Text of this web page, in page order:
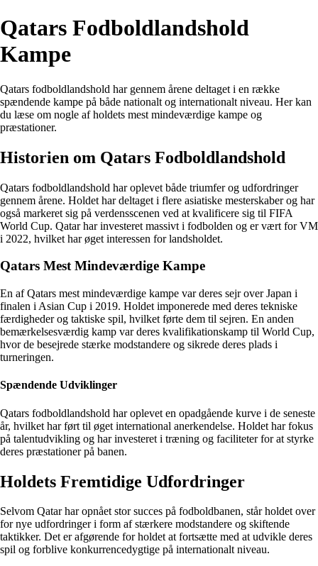
Qatars Fodboldlandshold
Kampe
Qatars fodboldlandshold har gennem årene deltaget i en række
spændende kampe på både nationalt og internationalt niveau. Her kan
du læse om nogle af holdets mest mindeværdige kampe og
præstationer.
Historien om Qatars Fodboldlandshold
Qatars fodboldlandshold har oplevet både triumfer og udfordringer
gennem årene. Holdet har deltaget i flere asiatiske mesterskaber og har
også markeret sig på verdensscenen ved at kvalificere sig til FIFA
World Cup. Qatar har investeret massivt i fodbolden og er vært for VM
i 2022, hvilket har øget interessen for landsholdet.
Qatars Mest Mindeværdige Kampe
En af Qatars mest mindeværdige kampe var deres sejr over Japan i
finalen i Asian Cup i 2019. Holdet imponerede med deres tekniske
færdigheder og taktiske spil, hvilket førte dem til sejren. En anden
bemærkelsesværdig kamp var deres kvalifikationskamp til World Cup,
hvor de besejrede stærke modstandere og sikrede deres plads i
turneringen.
Spændende Udviklinger
Qatars fodboldlandshold har oplevet en opadgående kurve i de seneste
år, hvilket har ført til øget international anerkendelse. Holdet har fokus
på talentudvikling og har investeret i træning og faciliteter for at styrke
deres præstationer på banen.
Holdets Fremtidige Udfordringer
Selvom Qatar har opnået stor succes på fodboldbanen, står holdet over
for nye udfordringer i form af stærkere modstandere og skiftende
taktikker. Det er afgørende for holdet at fortsætte med at udvikle deres
spil og forblive konkurrencedygtige på internationalt niveau.